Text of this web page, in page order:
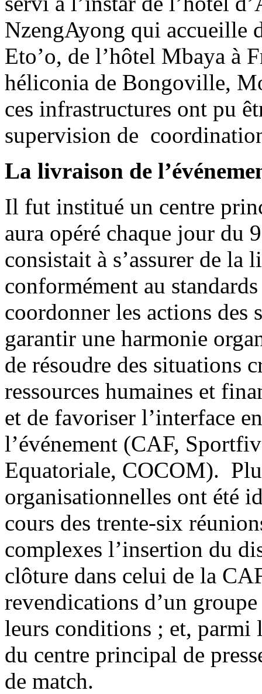
NzengAyong qui accueille
Eto’o, de l’hôtel Mbaya à
héliconia de Bongoville,
ces infrastructures ont pu
supervision de
La livraison de
Il fut institué un centre
aura opéré chaque jour du
consistait à s’assurer de la
conformément au
coordonner les actions des
garantir une harmonie
de résoudre des situations
ressources humaines et
et de favoriser l’interface
l’événement (CAF,
Equatoriale, COCOM).
organisationnelles ont été
cours des trente-six
complexes l’insertion du
clôture dans celui de la
revendications d’un
leurs conditions ; et, parmi
du centre principal de
de match.